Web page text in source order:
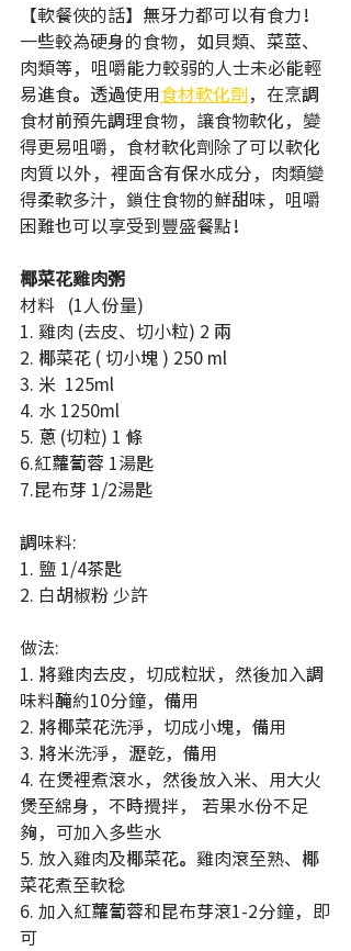
【軟餐俠的話】無牙力都可以有食力！
一些較為硬身的食物，如貝類、菜莖、
肉類等，咀嚼能力較弱的人士未必能輕
易進食。透過使用食材軟化劑，在烹調
食材前預先調理食物，讓食物軟化，變
得更易咀嚼，食材軟化劑除了可以軟化
肉質以外，裡面含有保水成分，肉類變
得柔軟多汁，鎖住食物的鮮甜味，咀嚼
困難也可以享受到豐盛餐點！
椰菜花雞肉粥
材料   (1人份量)
1. 雞肉 (去皮、切小粒) 2 兩
2. 椰菜花 ( 切小塊 ) 250 ml
3. 米  125ml
4. 水 1250ml
5. 蔥 (切粒) 1 條
6.紅蘿蔔蓉 1湯匙
7.昆布芽 1/2湯匙
調味料:
1. 鹽 1/4茶匙
2. 白胡椒粉 少許
做法:
1. 將雞肉去皮，切成粒狀，然後加入調
味料醃約10分鐘，備用
2. 將椰菜花洗淨，切成小塊，備用
3. 將米洗淨，瀝乾，備用
4. 在煲裡煮滾水，然後放入米、用大火
煲至綿身，不時攪拌， 若果水份不足
夠，可加入多些水
5. 放入雞肉及椰菜花。雞肉滾至熟、椰
菜花煮至軟稔
6. 加入紅蘿蔔蓉和昆布芽滾1-2分鐘，即
可